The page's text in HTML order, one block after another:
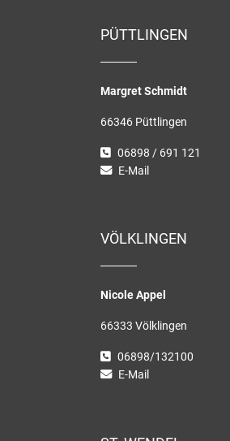
PÜTTLINGEN
Margret Schmidt
66346 Püttlingen
06898 / 691 121
E-Mail
VÖLKLINGEN
Nicole Appel
66333 Völklingen
06898/132100
E-Mail